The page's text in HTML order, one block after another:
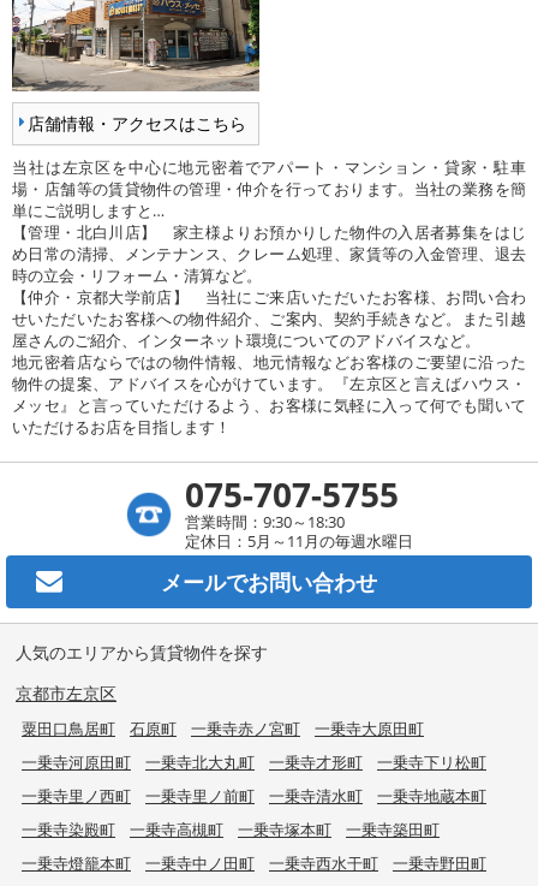
店舗情報・アクセスはこちら
当社は左京区を中心に地元密着でアパート・マンション・貸家・駐車
場・店舗等の賃貸物件の管理・仲介を行っております。当社の業務を簡
単にご説明しますと…
【管理・北白川店】 家主様よりお預かりした物件の入居者募集をはじ
め日常の清掃、メンテナンス、クレーム処理、家賃等の入金管理、退去
時の立会・リフォーム・清算など。
【仲介・京都大学前店】 当社にご来店いただいたお客様、お問い合わ
せいただいたお客様への物件紹介、ご案内、契約手続きなど。また引越
屋さんのご紹介、インターネット環境についてのアドバイスなど。
地元密着店ならではの物件情報、地元情報などお客様のご要望に沿った
物件の提案、アドバイスを心がけています。『左京区と言えばハウス・
メッセ』と言っていただけるよう、お客様に気軽に入って何でも聞いて
いただけるお店を目指します！
075-707-5755
営業時間：9:30～18:30
定休日：5月～11月の毎週水曜日
メールでお問い合わせ
人気のエリアから賃貸物件を探す
京都市左京区
粟田口鳥居町 石原町 一乗寺赤ノ宮町
一乗寺大原田町
一乗寺河原田町
一乗寺北大丸町 一乗寺才形町
一乗寺下リ松町
一乗寺里ノ西町
一乗寺里ノ前町 一乗寺清水町
一乗寺地蔵本町
一乗寺染殿町
一乗寺高槻町 一乗寺塚本町
一乗寺築田町
一乗寺燈籠本町
一乗寺中ノ田町 一乗寺西水干町
一乗寺野田町